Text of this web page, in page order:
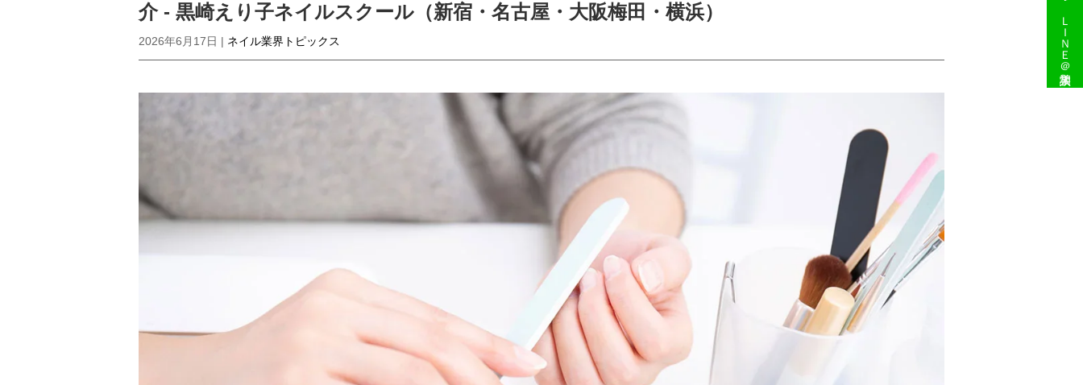
介 - 黒崎えり子ネイルスクール（新宿・名古屋・大阪梅田・横浜）
2026年6月17日 | ネイル業界トピックス ＬＩＮＥ＠入学相談